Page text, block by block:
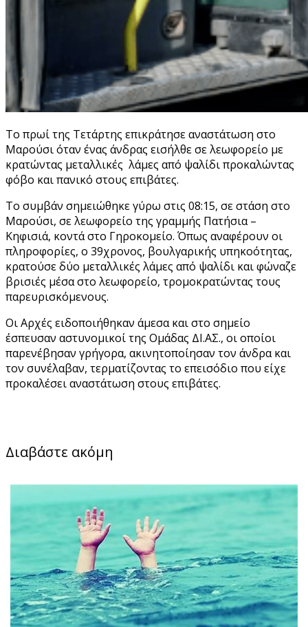
Το πρωί της Τετάρτης επικράτησε αναστάτωση στο
Μαρούσι όταν ένας άνδρας εισήλθε σε λεωφορείο με
κρατώντας μεταλλικές λάμες από ψαλίδι προκαλώντας
φόβο και πανικό στους επιβάτες.
Το συμβάν σημειώθηκε γύρω στις 08:15, σε στάση στο
Μαρούσι, σε λεωφορείο της γραμμής Πατήσια –
Κηφισιά, κοντά στο Γηροκομείο. Όπως αναφέρουν οι
πληροφορίες, ο 39χρονος, βουλγαρικής υπηκοότητας,
κρατούσε δύο μεταλλικές λάμες από ψαλίδι και φώναζε
βρισιές μέσα στο λεωφορείο, τρομοκρατώντας τους
παρευρισκόμενους.
Οι Αρχές ειδοποιήθηκαν άμεσα και στο σημείο
έσπευσαν αστυνομικοί της Ομάδας ΔΙ.ΑΣ., οι οποίοι
παρενέβησαν γρήγορα, ακινητοποίησαν τον άνδρα και
τον συνέλαβαν, τερματίζοντας το επεισόδιο που είχε
προκαλέσει αναστάτωση στους επιβάτες.
Διαβάστε ακόμη